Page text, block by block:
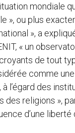
mondiale
», ou plus
», a
« un
de tout
comme
l’égard des
des religions »,
d’une liberté